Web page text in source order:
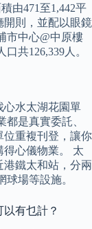
由471至1,442平
開則，並配以眼鏡
市中心@中原樓
共126,339人。
心水太湖花園單
是真實委託、
位重複刊登，讓你
心儀物業。 太
鐵太和站，分兩
場等設施。
有乜計？